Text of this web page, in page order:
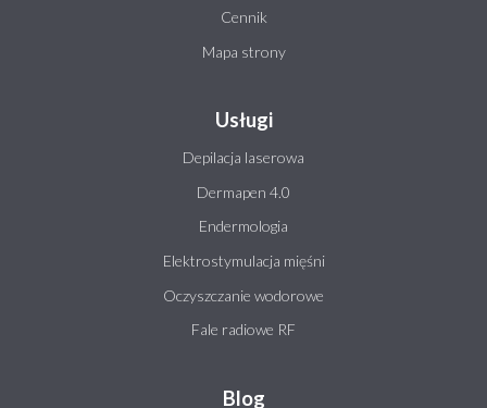
Cennik
Mapa strony
Usługi
Depilacja laserowa
Dermapen 4.0
Endermologia
Elektrostymulacja mięśni
Oczyszczanie wodorowe
Fale radiowe RF
Blog